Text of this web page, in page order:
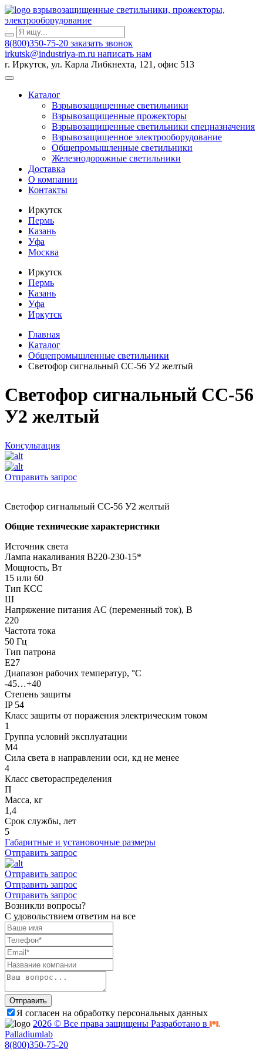
взрывозащищенные светильники, прожекторы,
электрооборудование
8(800)350-75-20 заказать звонок
irkutsk@industriya-m.ru написать нам
г. Иркутск, ул. Карла Либкнехта, 121, офис 513
Каталог
Взрывозащищенные светильники
Взрывозащищенные прожекторы
Взрывозащищенные светильники спецназначения
Взрывозащищенное электрооборудование
Общепромышленные светильники
Железнодорожные светильники
Доставка
О компании
Контакты
Иркутск
Пермь
Казань
Уфа
Москва
Иркутск
Пермь
Казань
Уфа
Иркутск
Главная
Каталог
Общепромышленные светильники
Светофор сигнальный СС-56 У2 желтый
Светофор сигнальный СС-56
У2 желтый
Консультация
Отправить запрос
Светофор сигнальный СС-56 У2 желтый
Общие технические характеристики
Источник света
Лампа накаливания В220-230-15*
Мощность, Вт
15 или 60
Тип КСС
Ш
Напряжение питания AC (переменный ток), В
220
Частота тока
50 Гц
Тип патрона
Е27
Диапазон рабочих температур, °С
-45…+40
Степень защиты
IP 54
Класс защиты от поражения электрическим током
1
Группа условий эксплуатации
М4
Сила света в направлении оси, кд не менее
4
Класс светораспределения
П
Масса, кг
1,4
Срок службы, лет
5
Габаритные и установочные размеры
Отправить запрос
Отправить запрос
Отправить запрос
Отправить запрос
Возникли вопросы?
С удовольствием ответим на все
Отправить
Я согласен на обработку персональных данных
2026 © Все права защищены Разработано в
Palladiumlab
8(800)350-75-20